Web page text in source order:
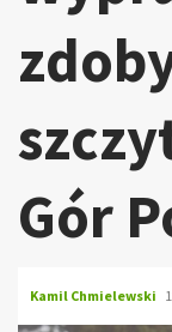
Gór
Kamil Chmielewski